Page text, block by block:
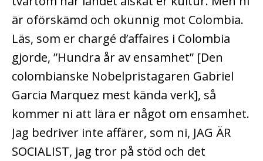
är oförskämd och okunnig mot Colombia.
Läs, som er chargé d’affaires i Colombia
gjorde, ”Hundra år av ensamhet” [Den
colombianske Nobelpristagaren Gabriel
Garcia Marquez mest kända verk], så
kommer ni att lära er något om ensamhet.
Jag bedriver inte affärer, som ni, JAG ÄR
SOCIALIST, jag tror på stöd och det